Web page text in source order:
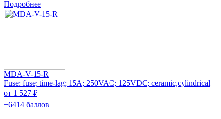
Подробнее
MDA-V-15-R
Fuse: fuse; time-lag; 15A; 250VAC; 125VDC; ceramic,cylindrical
от 1 527 ₽
+6414 баллов